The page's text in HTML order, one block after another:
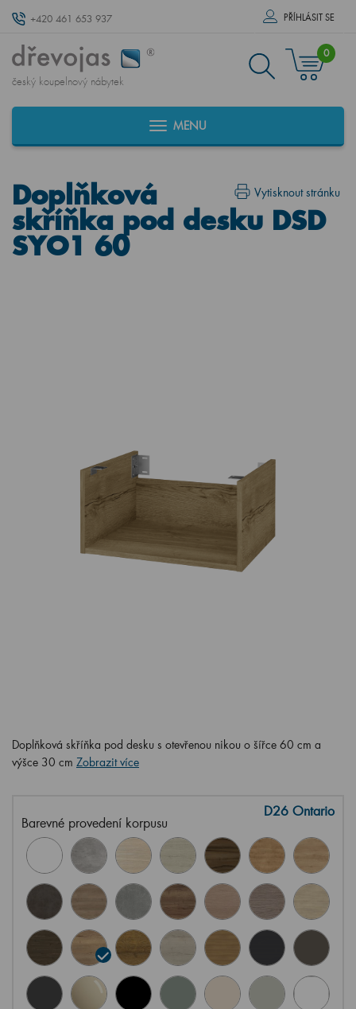
+420 461 653 937 PŘÍHLÁSIT SE
český koupelnový nábytek
0
MENU
Vytisknout stránku
Doplňková
skříňka pod desku DSD
SYO1 60
Doplňková skříňka pod desku s otevřenou nikou o šířce 60 cm a
výšce 30 cm Zobrazit více
Barevné provedení korpusu
D26 Ontario